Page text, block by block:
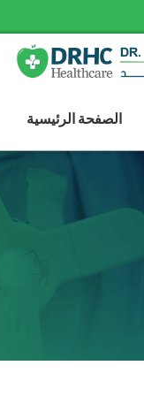
الصفحة الرئيسية